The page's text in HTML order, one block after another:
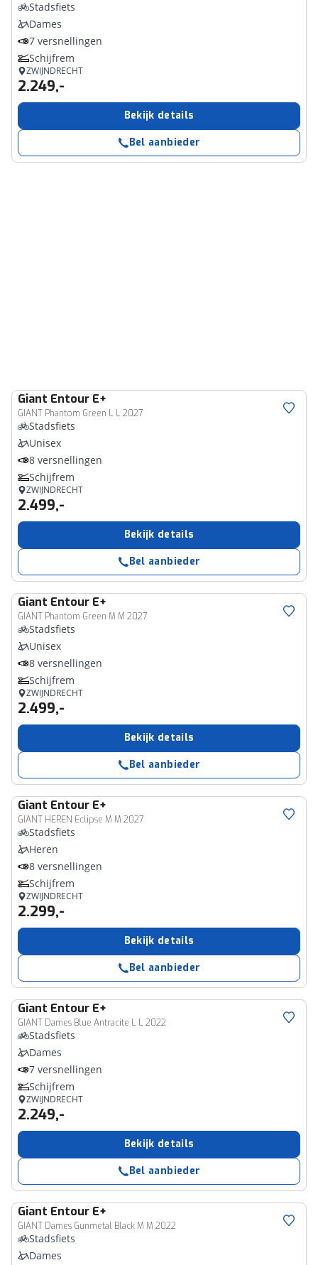
Stadsfiets
Dames
7 versnellingen
Schijfrem
ZWIJNDRECHT
2.249,-
Bekijk details
Bel aanbieder
Giant Entour E+
GIANT Phantom Green L L 2027
Stadsfiets
Unisex
8 versnellingen
Schijfrem
ZWIJNDRECHT
2.499,-
Bekijk details
Bel aanbieder
Giant Entour E+
GIANT Phantom Green M M 2027
Stadsfiets
Unisex
8 versnellingen
Schijfrem
ZWIJNDRECHT
2.499,-
Bekijk details
Bel aanbieder
Giant Entour E+
GIANT HEREN Eclipse M M 2027
Stadsfiets
Heren
8 versnellingen
Schijfrem
ZWIJNDRECHT
2.299,-
Bekijk details
Bel aanbieder
Giant Entour E+
GIANT Dames Blue Antracite L L 2022
Stadsfiets
Dames
7 versnellingen
Schijfrem
ZWIJNDRECHT
2.249,-
Bekijk details
Bel aanbieder
Giant Entour E+
GIANT Dames Gunmetal Black M M 2022
Stadsfiets
Dames